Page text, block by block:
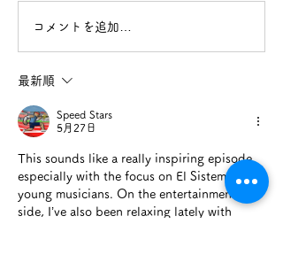
コメントを追加…
最新順
Speed Stars
5月27日
This sounds like a really inspiring episode,
especially with the focus on El Sistema and
young musicians. On the entertainment
side, I’ve also been relaxing lately with